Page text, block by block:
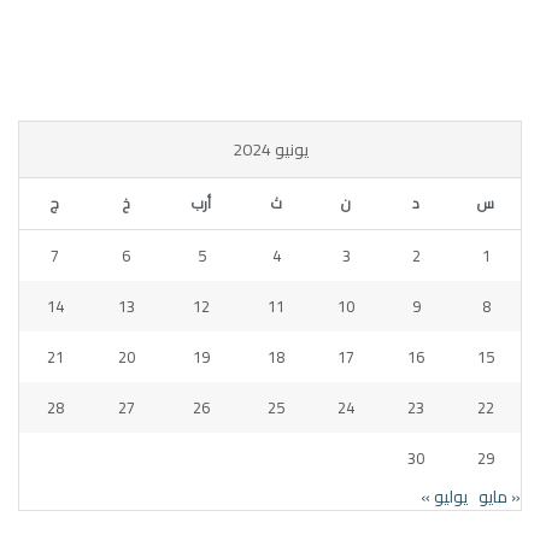
يونيو 2024
س د ن ث أرب خ ج
1
2
3
4
5
6
7
8
9
10
11
12
13
14
15
16
17
18
19
20
21
22
23
24
25
26
27
28
29
30
« مايو يوليو »